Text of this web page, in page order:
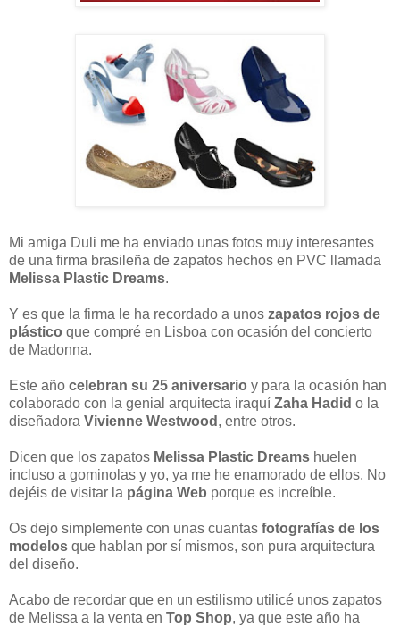
Mi amiga Duli me ha enviado unas fotos muy interesantes
de una firma brasileña de zapatos hechos en PVC llamada
Melissa Plastic Dreams.
Y es que la firma le ha recordado a unos zapatos rojos de
plástico que compré en Lisboa con ocasión del concierto
de Madonna.
Este año celebran su 25 aniversario y para la ocasión han
colaborado con la genial arquitecta iraquí Zaha Hadid o la
diseñadora Vivienne Westwood , entre otros.
Dicen que los zapatos Melissa Plastic Dreams huelen
incluso a gominolas y yo, ya me he enamorado de ellos. No
dejéis de visitar la página Web porque es increíble.
Os dejo simplemente con unas cuantas fotografías de los
modelos que hablan por sí mismos, son pura arquitectura
del diseño.
Acabo de recordar que en un estilismo utilicé unos zapatos
de Melissa a la venta en Top Shop, ya que este año ha